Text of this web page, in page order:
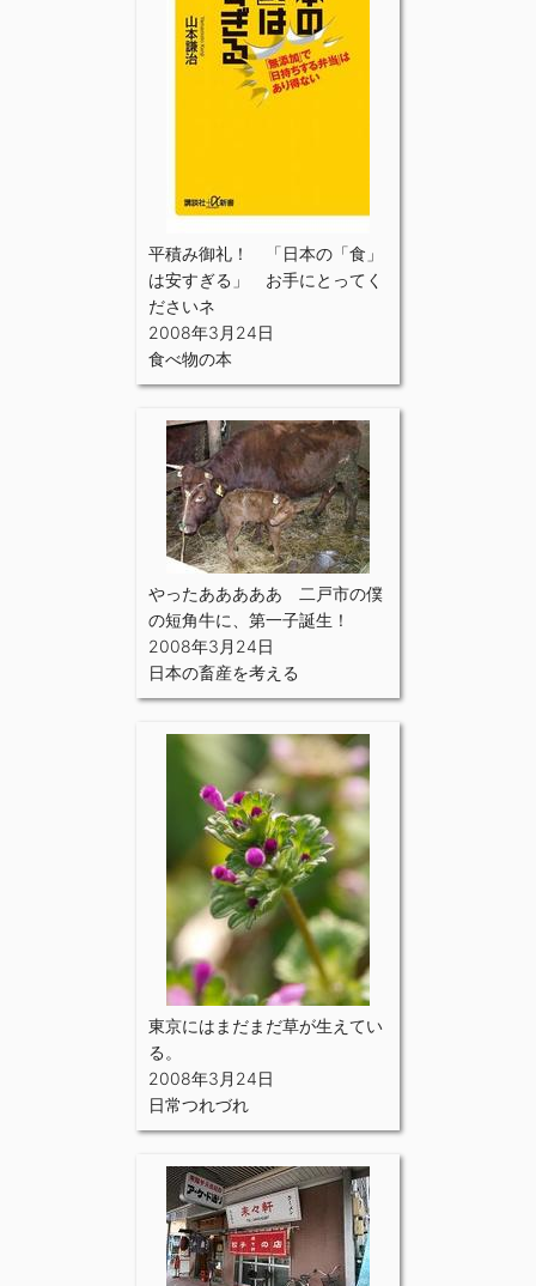
平積み御礼！ 「日本の「食」
は安すぎる」 お手にとってく
ださいネ
2008年3月24日
食べ物の本
やったあああああ 二戸市の僕
の短角牛に、第一子誕生！
2008年3月24日
日本の畜産を考える
東京にはまだまだ草が生えてい
る。
2008年3月24日
日常つれづれ